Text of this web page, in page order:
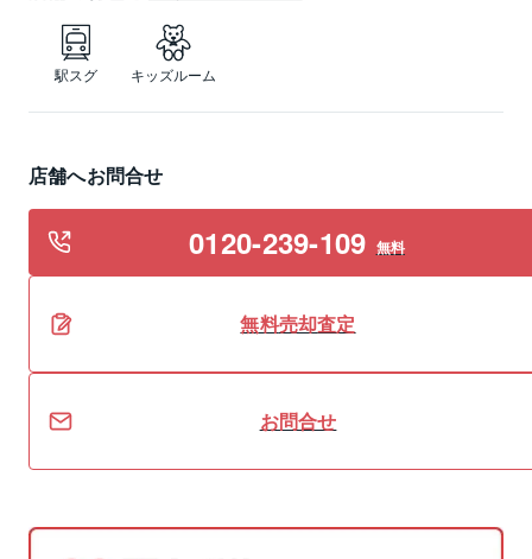
駅スグ キッズルーム
店舗へお問合せ
0120-239-109 無料
無料売却査定
お問合せ